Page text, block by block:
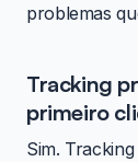
problemas
Tracking
primeiro
Sim.